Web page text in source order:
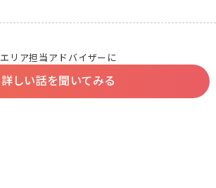
エリア担当アドバイザーに
詳しい話を聞いてみる